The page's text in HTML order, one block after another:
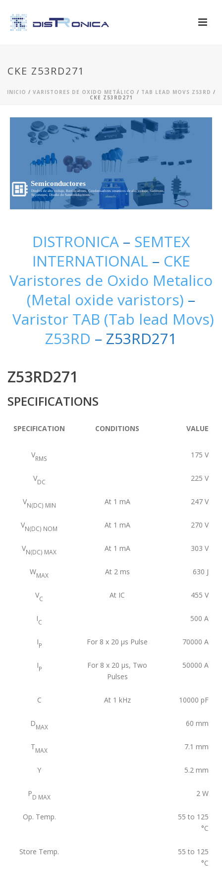
CKE Z53RD271
INICIO / VARISTORES DE OXIDO METÁLICO / TAB LEAD MOVS Z53RD /
CKE Z53RD271
Semiconductores
Diodos de alto voltaje, Rectificadores, Condensadores ceramicos de alto voltaje, Varistores,
Supresores, Diseño de Semiconductores...
DISTRONICA – SEMTEX
INTERNATIONAL – CKE
Varistores de Oxido Metalico
(Metal oxide varistors) –
Varistor TAB (Tab lead Movs)
Z53RD – Z53RD271
Z53RD271
SPECIFICATIONS
SPECIFICATION CONDITIONS VALUE
VRMS 175 V
VDC 225 V
VN(DC) MIN At 1 mA 247 V
VN(DC) NOM At 1 mA 270 V
VN(DC) MAX At 1 mA 303 V
WMAX At 2 ms 630 J
VC At IC 455 V
IC 500 A
IP For 8 x 20 μs Pulse 70000 A
IP
For 8 x 20 μs, Two
Pulses
50000 A
C At 1 kHz 10000 pF
DMAX 60 mm
TMAX 7.1 mm
Y 5.2 mm
PD MAX 2 W
Op. Temp.
55 to 125
°C
Store Temp.
55 to 125
°C